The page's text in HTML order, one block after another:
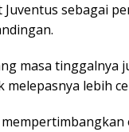
sebagai
masa tinggalnya
lebih